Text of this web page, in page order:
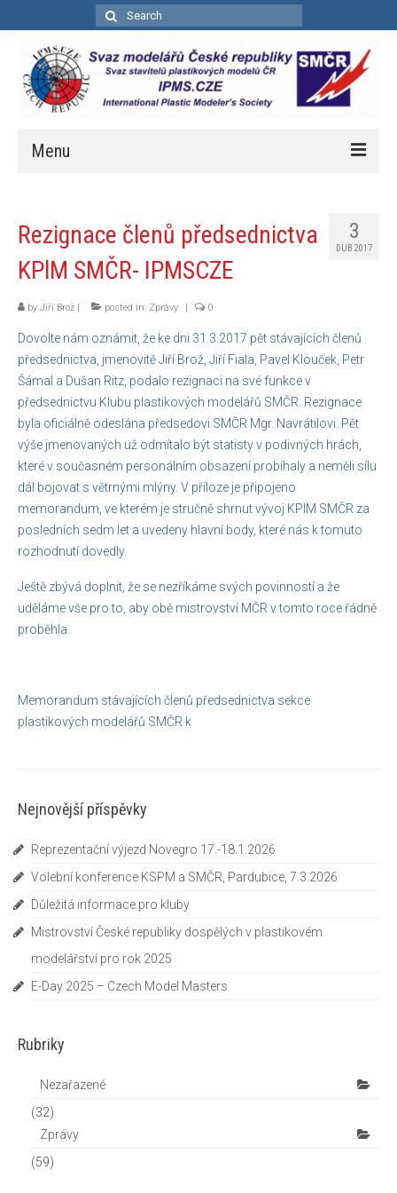
Search
Menu
Aktuality
Soutěže
Kalendář soutěží
Pravidla bodovacích soutěží
Bodovací pravidla – zkrácená
Pravidla porovnávacích soutěží
Reportáže
O nás
Základní informace
Jak se stát členem IPMS CZE
Ke stažení
Zahraniční kluby
3
DUB 2017
Rezignace členů předsednictva
KPlM SMČR- IPMSCZE
by Jiří Brož | posted in: Zprávy | 0
Dovolte nám oznámit, že ke dni 31.3.2017 pět stávajících členů
předsednictva, jmenovitě Jiří Brož, Jiří Fiala, Pavel Klouček, Petr
Šámal a Dušan Ritz, podalo rezignaci na své funkce v
předsednictvu Klubu plastikových modelářů SMČR. Rezignace
byla oficiálně odeslána předsedovi SMČR Mgr. Navrátilovi. Pět
výše jmenovaných už odmítalo být statisty v podivných hrách,
které v současném personálním obsazení probíhaly a neměli sílu
dál bojovat s větrnými mlýny. V příloze je připojeno
memorandum, ve kterém je stručně shrnut vývoj KPlM SMČR za
posledních sedm let a uvedeny hlavní body, které nás k tomuto
rozhodnutí dovedly.
Ještě zbývá doplnit, že se nezříkáme svých povinností a že
uděláme vše pro to, aby obě mistrovství MČR v tomto roce řádně
proběhla.
Memorandum stávajících členů předsednictva sekce
plastikových modelářů SMČR k
Nejnovější příspěvky
Reprezentační výjezd Novegro 17.-18.1.2026
Volební konference KSPM a SMČR, Pardubice, 7.3.2026
Důležitá informace pro kluby
Mistrovství České republiky dospělých v plastikovém
modelářství pro rok 2025
E-Day 2025 – Czech Model Masters
Rubriky
Nezařazené
(32)
Zprávy
(59)